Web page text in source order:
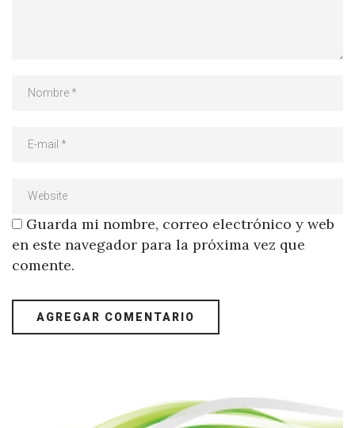
Guarda mi nombre, correo electrónico y web
en este navegador para la próxima vez que
comente.